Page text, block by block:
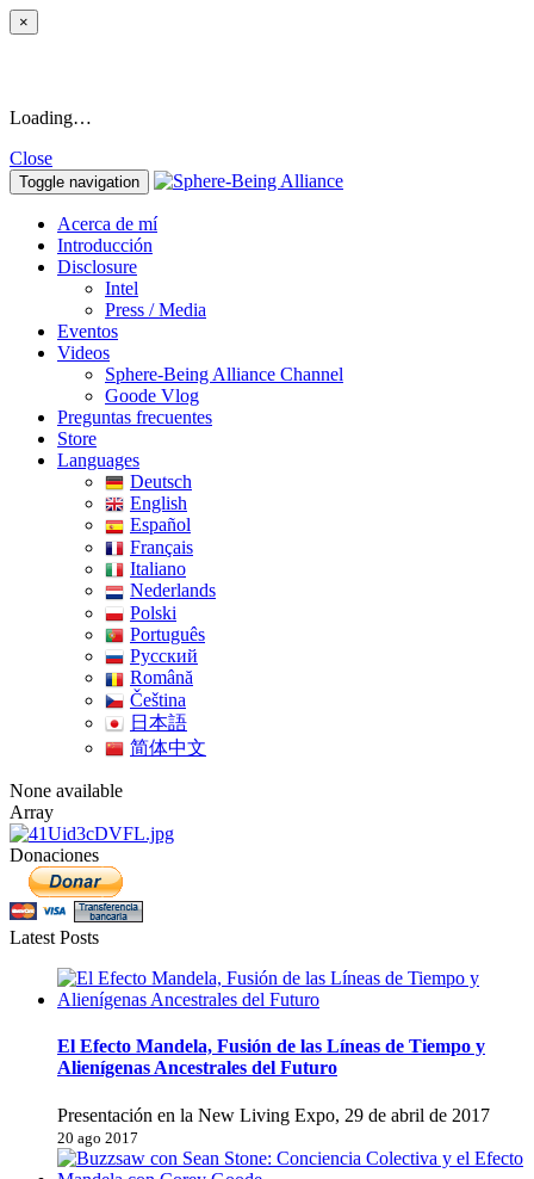
×
Loading…
Close
Toggle navigation
Acerca de mí
Introducción
Disclosure
Intel
Press / Media
Eventos
Videos
Sphere-Being Alliance Channel
Goode Vlog
Preguntas frecuentes
Store
Languages
Deutsch
English
Español
Français
Italiano
Nederlands
Polski
Português
Pусский
Română
Čeština
日本語
简体中文
None available
Array
Donaciones
Latest Posts
El Efecto Mandela, Fusión de las Líneas de Tiempo y
Alienígenas Ancestrales del Futuro
Presentación en la New Living Expo, 29 de abril de 2017
20 ago 2017